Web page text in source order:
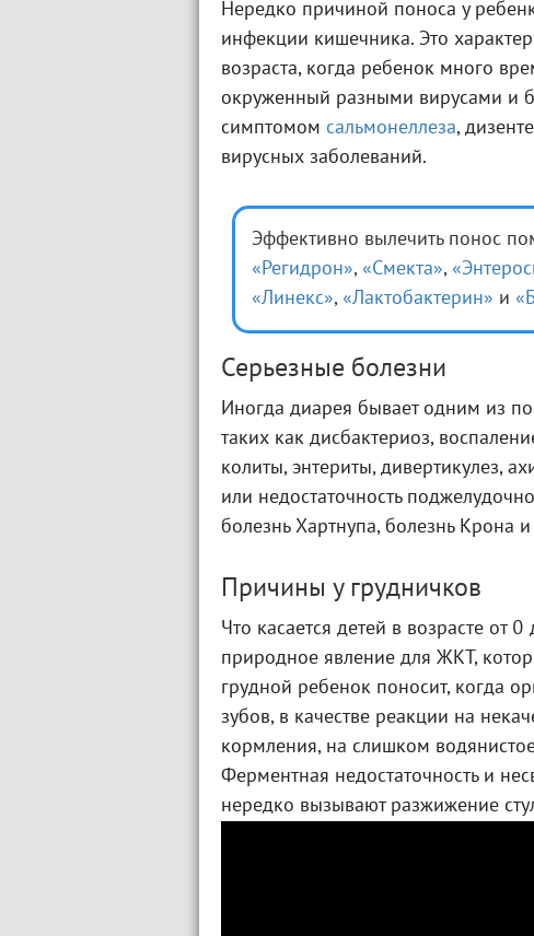
Нередко причиной поноса у
инфекции кишечника. Это
возраста, когда ребенок много
окруженный разными вирусами и
симптомом сальмонеллеза,
вирусных заболеваний.
Эффективно вылечить понос
«Регидрон», «Смекта»,
«Линекс», «Лактобактерин» и
Серьезные болезни
Иногда диарея бывает одним из
таких как дисбактериоз,
колиты, энтериты, дивертикулез,
или недостаточность
болезнь Хартнупа, болезнь Крона и
Причины у грудничков
Что касается детей в возрасте от
природное явление для ЖКТ,
грудной ребенок поносит, когда
зубов, в качестве реакции на
кормления, на слишком
Ферментная недостаточность и
нередко вызывают разжижение